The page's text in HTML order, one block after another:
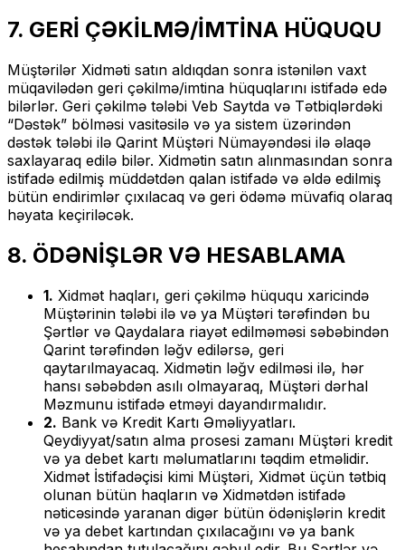
7. GERİ ÇƏKİLMƏ/İMTİNA HÜQUQU
Müştərilər Xidməti satın aldıqdan sonra istənilən vaxt
müqavilədən geri çəkilmə/imtina hüquqlarını istifadə edə
bilərlər. Geri çəkilmə tələbi Veb Saytda və Tətbiqlərdəki
“Dəstək” bölməsi vasitəsilə və ya sistem üzərindən
dəstək tələbi ilə Qarint Müştəri Nümayəndəsi ilə əlaqə
saxlayaraq edilə bilər. Xidmətin satın alınmasından sonra
istifadə edilmiş müddətdən qalan istifadə və əldə edilmiş
bütün endirimlər çıxılacaq və geri ödəmə müvafiq olaraq
həyata keçiriləcək.
8. ÖDƏNİŞLƏR VƏ HESABLAMA
1. Xidmət haqları, geri çəkilmə hüququ xaricində
Müştərinin tələbi ilə və ya Müştəri tərəfindən bu
Şərtlər və Qaydalara riayət edilməməsi səbəbindən
Qarint tərəfindən ləğv edilərsə, geri
qaytarılmayacaq. Xidmətin ləğv edilməsi ilə, hər
hansı səbəbdən asılı olmayaraq, Müştəri dərhal
Məzmunu istifadə etməyi dayandırmalıdır.
2. Bank və Kredit Kartı Əməliyyatları.
Qeydiyyat/satın alma prosesi zamanı Müştəri kredit
və ya debet kartı məlumatlarını təqdim etməlidir.
Xidmət İstifadəçisi kimi Müştəri, Xidmət üçün tətbiq
olunan bütün haqların və Xidmətdən istifadə
nəticəsində yaranan digər bütün ödənişlərin kredit
və ya debet kartından çıxılacağını və ya bank